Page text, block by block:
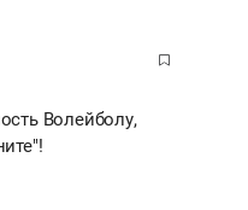
Волейболу,